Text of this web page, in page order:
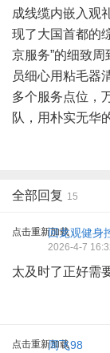
成线缆内嵌入观
现了大国首都的
京服务”的细致周
员细心用粘毛器
多个服务点位，
队，用朴实无华
全部回复 15
点击重新加载回龙观健身
2026-4-7
太及时了正好需
点击重新加载
周飞98